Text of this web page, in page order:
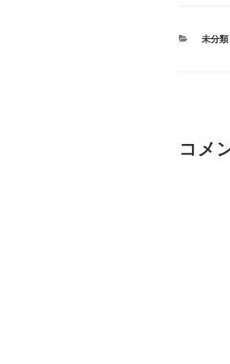
カ
未分類
コメ